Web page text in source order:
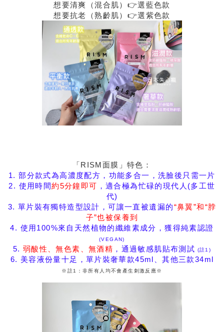
想要清爽（混合肌）👉選藍色款
想要抗老（熟齡肌）👉選紫色款
「RISM面膜」特色：
1. 部分款式為高濃度配方，功能多合一，洗臉後只需一片
2. 使用時間約5分鐘即可 ，適合極為忙碌的現代人(多工世
代)
3. 單片裝有獨特造型設計，可讓一直被遺漏的“鼻翼”和“脖
子”也被保養到
4. 使用100%來自天然植物的纖維素成分，獲得純素認證
(VEGAN)
5. 弱酸性、無色素、無酒精 ，通過敏感肌貼布測試 (註1)
6. 美容液份量十足，單片裝奢華款45ml、其他三款34ml
※註1：非所有人均不會產生刺激反應※